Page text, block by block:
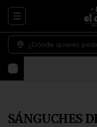
Abrir menu de
¿Dónde quieres
SÁNGUCHES